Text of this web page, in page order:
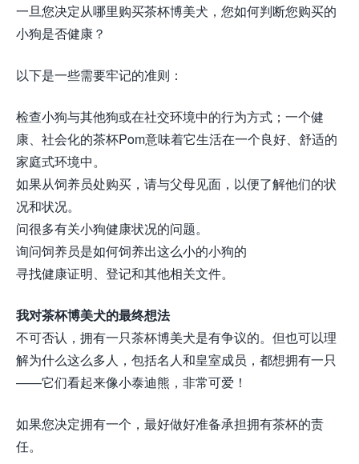
一旦您决定从哪里购买茶杯博美犬，您如何判断您购买的
小狗是否健康？
以下是一些需要牢记的准则：
检查小狗与其他狗或在社交环境中的行为方式；一个健
康、社会化的茶杯Pom意味着它生活在一个良好、舒适的
家庭式环境中。
如果从饲养员处购买，请与父母见面，以便了解他们的状
况和状况。
问很多有关小狗健康状况的问题。
询问饲养员是如何饲养出这么小的小狗的
寻找健康证明、登记和其他相关文件。
我对茶杯博美犬的最终想法
不可否认，拥有一只茶杯博美犬是有争议的。但也可以理
解为什么这么多人，包括名人和皇室成员，都想拥有一只
——它们看起来像小泰迪熊，非常可爱！
如果您决定拥有一个，最好做好准备承担拥有茶杯的责
任。